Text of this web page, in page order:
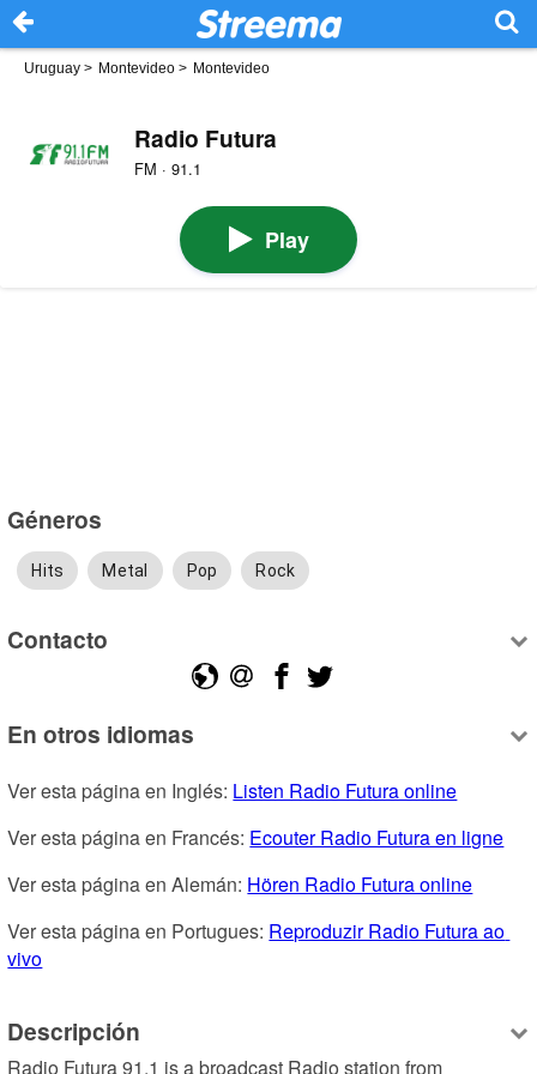
Uruguay > Montevideo > Montevideo
Radio Futura
FM · 91.1
Play
Géneros
Hits Metal Pop Rock
Contacto
En otros idiomas
Ver esta página en Inglés: Listen Radio Futura online
Ver esta página en Francés: Ecouter Radio Futura en ligne
Ver esta página en Alemán: Hören Radio Futura online
Ver esta página en Portugues: Reproduzir Radio Futura ao
vivo
Descripción
Radio Futura 91.1 is a broadcast Radio station from